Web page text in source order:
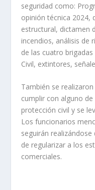
seguridad como:
opinión técnica 2024,
estructural, dictamen
incendios, análisis de
de las cuatro
Civil, extintores,
También se
cumplir con alguno
protección civil y se
Los funcionarios
seguirán
de regularizar a los
comerciales.